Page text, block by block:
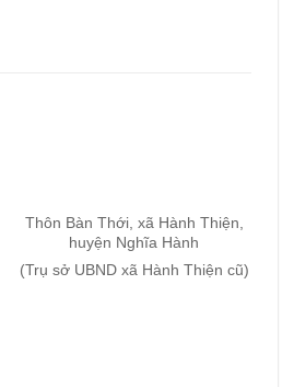
Thôn Bàn Thới, xã Hành Thiện,
huyện Nghĩa Hành
(Trụ sở UBND xã Hành Thiện cũ)